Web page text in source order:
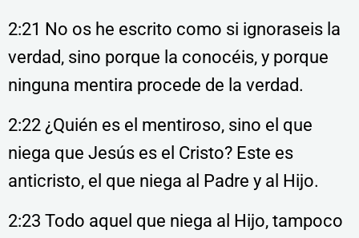
2:21 No os he escrito como si ignoraseis la
verdad, sino porque la conocéis, y porque
ninguna mentira procede de la verdad.
2:22 ¿Quién es el mentiroso, sino el que
niega que Jesús es el Cristo? Este es
anticristo, el que niega al Padre y al Hijo.
2:23 Todo aquel que niega al Hijo, tampoco